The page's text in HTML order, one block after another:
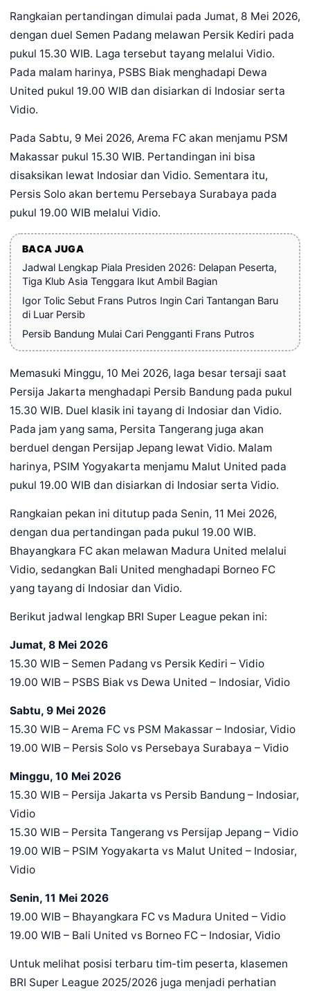
Rangkaian pertandingan dimulai pada Jumat, 8 Mei 2026,
dengan duel Semen Padang melawan Persik Kediri pada
pukul 15.30 WIB. Laga tersebut tayang melalui Vidio.
Pada malam harinya, PSBS Biak menghadapi Dewa
United pukul 19.00 WIB dan disiarkan di Indosiar serta
Vidio.
Pada Sabtu, 9 Mei 2026, Arema FC akan menjamu PSM
Makassar pukul 15.30 WIB. Pertandingan ini bisa
disaksikan lewat Indosiar dan Vidio. Sementara itu,
Persis Solo akan bertemu Persebaya Surabaya pada
pukul 19.00 WIB melalui Vidio.
BACA JUGA
Jadwal Lengkap Piala Presiden 2026: Delapan Peserta,
Tiga Klub Asia Tenggara Ikut Ambil Bagian
Igor Tolic Sebut Frans Putros Ingin Cari Tantangan Baru
di Luar Persib
Persib Bandung Mulai Cari Pengganti Frans Putros
Memasuki Minggu, 10 Mei 2026, laga besar tersaji saat
Persija Jakarta menghadapi Persib Bandung pada pukul
15.30 WIB. Duel klasik ini tayang di Indosiar dan Vidio.
Pada jam yang sama, Persita Tangerang juga akan
berduel dengan Persijap Jepang lewat Vidio. Malam
harinya, PSIM Yogyakarta menjamu Malut United pada
pukul 19.00 WIB dan disiarkan di Indosiar serta Vidio.
Rangkaian pekan ini ditutup pada Senin, 11 Mei 2026,
dengan dua pertandingan pada pukul 19.00 WIB.
Bhayangkara FC akan melawan Madura United melalui
Vidio, sedangkan Bali United menghadapi Borneo FC
yang tayang di Indosiar dan Vidio.
Berikut jadwal lengkap BRI Super League pekan ini:
Jumat, 8 Mei 2026
15.30 WIB – Semen Padang vs Persik Kediri – Vidio
19.00 WIB – PSBS Biak vs Dewa United – Indosiar, Vidio
Sabtu, 9 Mei 2026
15.30 WIB – Arema FC vs PSM Makassar – Indosiar, Vidio
19.00 WIB – Persis Solo vs Persebaya Surabaya – Vidio
Minggu, 10 Mei 2026
15.30 WIB – Persija Jakarta vs Persib Bandung – Indosiar,
Vidio
15.30 WIB – Persita Tangerang vs Persijap Jepang – Vidio
19.00 WIB – PSIM Yogyakarta vs Malut United – Indosiar,
Vidio
Senin, 11 Mei 2026
19.00 WIB – Bhayangkara FC vs Madura United – Vidio
19.00 WIB – Bali United vs Borneo FC – Indosiar, Vidio
Untuk melihat posisi terbaru tim-tim peserta, klasemen
BRI Super League 2025/2026 juga menjadi perhatian